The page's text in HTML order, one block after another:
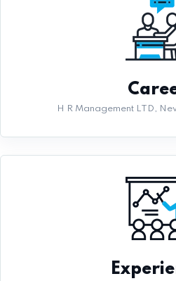
H R Management LTD,